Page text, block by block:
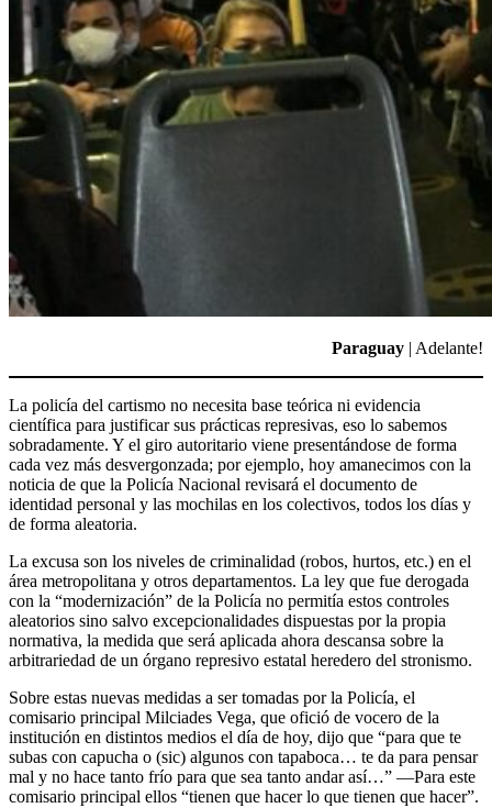
Paraguay | Adelante!
La policía del cartismo no necesita base teórica ni evidencia
científica para justificar sus prácticas represivas, eso lo sabemos
sobradamente. Y el giro autoritario viene presentándose de forma
cada vez más desvergonzada; por ejemplo, hoy amanecimos con la
noticia de que la Policía Nacional revisará el documento de
identidad personal y las mochilas en los colectivos, todos los días y
de forma aleatoria.
La excusa son los niveles de criminalidad (robos, hurtos, etc.) en el
área metropolitana y otros departamentos. La ley que fue derogada
con la “modernización” de la Policía no permitía estos controles
aleatorios sino salvo excepcionalidades dispuestas por la propia
normativa, la medida que será aplicada ahora descansa sobre la
arbitrariedad de un órgano represivo estatal heredero del stronismo.
Sobre estas nuevas medidas a ser tomadas por la Policía, el
comisario principal Milciades Vega, que ofició de vocero de la
institución en distintos medios el día de hoy, dijo que “para que te
subas con capucha o (sic) algunos con tapaboca… te da para pensar
mal y no hace tanto frío para que sea tanto andar así…” —Para este
comisario principal ellos “tienen que hacer lo que tienen que hacer”.